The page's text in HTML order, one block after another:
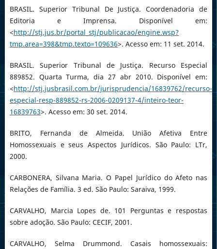
BRASIL. Superior Tribunal De Justiça. Coordenadoria de
Editoria e Imprensa. Disponível em:
<http://stj.jus.br/portal_stj/publicacao/engine.wsp?
tmp.area=398&tmp.texto=109636>. Acesso em: 11 set. 2014.
BRASIL. Superior Tribunal de Justiça. Recurso Especial
889852. Quarta Turma, dia 27 abr 2010. Disponível em:
<http://stj.jusbrasil.com.br/jurisprudencia/16839762/recurso-
especial-resp-889852-rs-2006-0209137-4/inteiro-teor-
16839763>. Acesso em: 30 set. 2014.
BRITO, Fernanda de Almeida. União Afetiva Entre
Homossexuais e seus Aspectos Jurídicos. São Paulo: LTr,
2000.
CARBONERA, Silvana Maria. O Papel Jurídico do Afeto nas
Relações de Família. 3 ed. São Paulo: Saraiva, 1999.
CARVALHO, Marcia Lopes de. 101 Perguntas e respostas
sobre adoção. São Paulo: CECIF, 2001.
CARVALHO, Selma Drummond. Casais homossexuais: